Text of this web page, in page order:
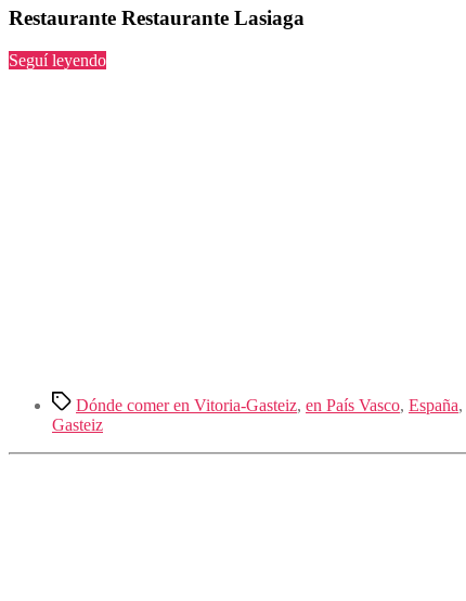
Restaurante Restaurante Lasiaga
Seguí leyendo“Restaurante
Etiquetas
Dónde comer en Vitoria-Gasteiz, en País Vasco, España,
Gasteiz